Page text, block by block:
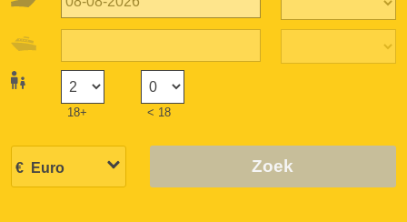
18+ < 18
Zoek